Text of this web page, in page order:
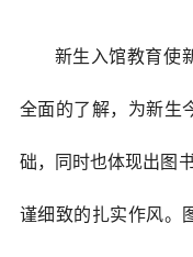
新生入馆教育使
全面的了解，为新生
础，同时也体现出图
谨细致的扎实作风。